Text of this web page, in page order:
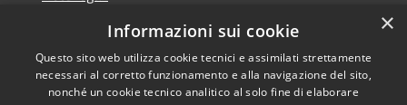
Dichiarazione di accessibilità
×
Informazioni sui cookie
Questo sito web utilizza cookie tecnici e assimilati strettamente
necessari al corretto funzionamento e alla navigazione del sito,
nonché un cookie tecnico analitico al solo fine di elaborare